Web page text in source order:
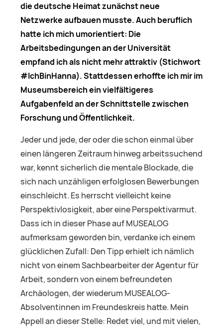
die deutsche Heimat zunächst neue
Netzwerke aufbauen musste. Auch beruflich
hatte ich mich umorientiert: Die
Arbeitsbedingungen an der Universität
empfand ich als nicht mehr attraktiv (Stichwort
#IchBinHanna). Stattdessen erhoffte ich mir im
Museumsbereich ein vielfältigeres
Aufgabenfeld an der Schnittstelle zwischen
Forschung und Öffentlichkeit.
Jeder und jede, der oder die schon einmal über
einen längeren Zeitraum hinweg arbeitssuchend
war, kennt sicherlich die mentale Blockade, die
sich nach unzähligen erfolglosen Bewerbungen
einschleicht. Es herrscht vielleicht keine
Perspektivlosigkeit, aber eine Perspektivarmut.
Dass ich in dieser Phase auf MUSEALOG
aufmerksam geworden bin, verdanke ich einem
glücklichen Zufall: Den Tipp erhielt ich nämlich
nicht von einem Sachbearbeiter der Agentur für
Arbeit, sondern von einem befreundeten
Archäologen, der wiederum MUSEALOG-
Absolventinnen im Freundeskreis hatte. Mein
Appell an dieser Stelle: Redet viel, und mit vielen,